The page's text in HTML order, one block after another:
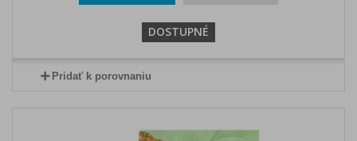
DOSTUPNÉ
Pridať k porovnaniu